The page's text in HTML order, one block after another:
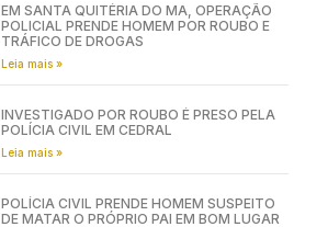
EM SANTA QUITÉRIA DO MA, OPERAÇÃO
POLICIAL PRENDE HOMEM POR ROUBO E
TRÁFICO DE DROGAS
Leia mais »
INVESTIGADO POR ROUBO É PRESO PELA
POLÍCIA CIVIL EM CEDRAL
Leia mais »
POLÍCIA CIVIL PRENDE HOMEM SUSPEITO
DE MATAR O PRÓPRIO PAI EM BOM LUGAR